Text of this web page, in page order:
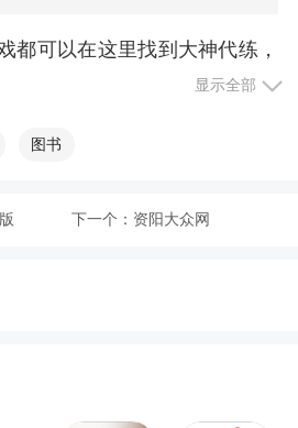
都可以在这里找到大神代练，
，还是日常任务，都可以找
启代练服务
显示全部
图书
下一个： 资阳大众网